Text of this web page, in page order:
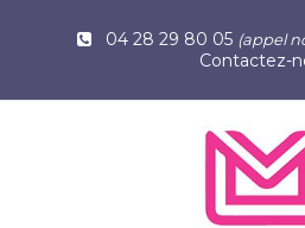
04 28 29 80 05 (appel
Contactez-